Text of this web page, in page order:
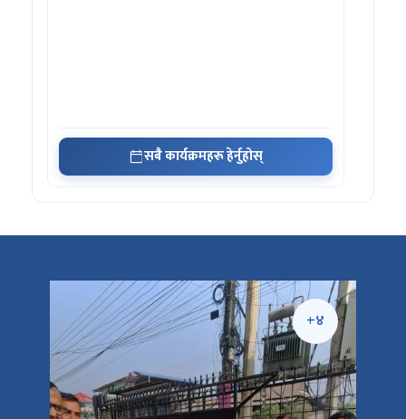
सबै कार्यक्रमहरू हेर्नुहोस्
+४